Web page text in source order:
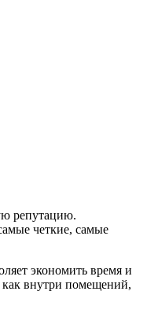
репутацию.
четкие, самые
экономить время и
как внутри помещений,